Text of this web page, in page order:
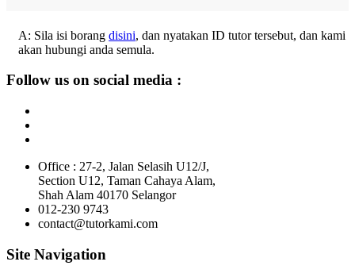
A: Sila isi borang disini, dan nyatakan ID tutor tersebut, dan kami
akan hubungi anda semula.
Follow us on social media :
Office : 27-2, Jalan Selasih U12/J,
Section U12, Taman Cahaya Alam,
Shah Alam 40170 Selangor
012-230 9743
contact@tutorkami.com
Site Navigation